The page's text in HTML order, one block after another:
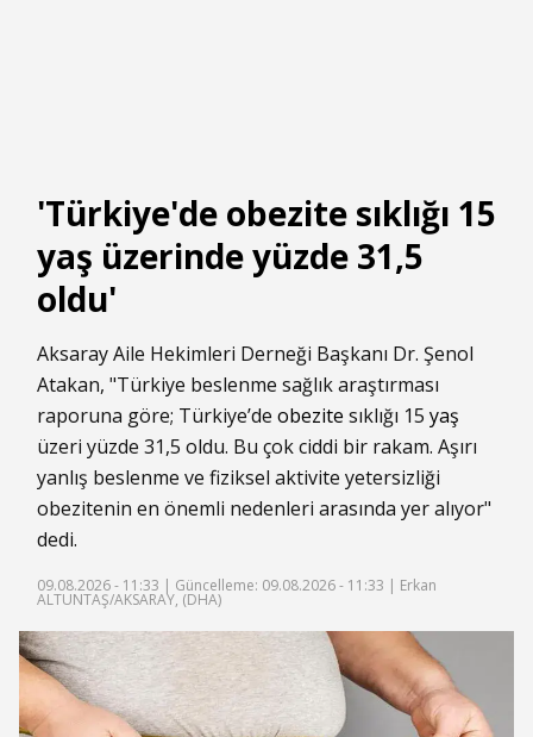
'Türkiye'de obezite sıklığı 15
yaş üzerinde yüzde 31,5
oldu'
Aksaray Aile Hekimleri Derneği Başkanı Dr. Şenol
Atakan, "Türkiye beslenme sağlık araştırması
raporuna göre; Türkiye’de obezite sıklığı 15 yaş
üzeri yüzde 31,5 oldu. Bu çok ciddi bir rakam. Aşırı
yanlış beslenme ve fiziksel aktivite yetersizliği
obezitenin en önemli nedenleri arasında yer alıyor"
dedi.
09.08.2026 - 11:33 | Güncelleme: 09.08.2026 - 11:33 | Erkan
ALTUNTAŞ/AKSARAY, (DHA)